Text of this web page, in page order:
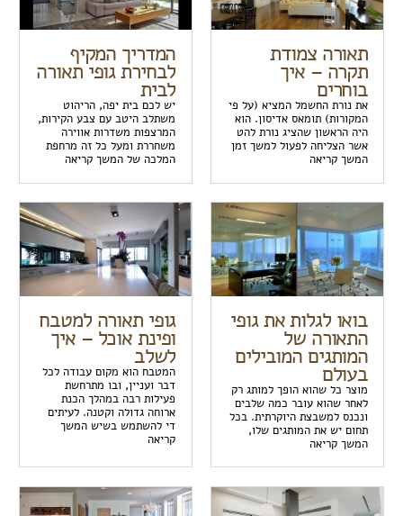
תאורה צמודת
תקרה – איך
בוחרים
את נורת החשמל המציא (על פי
המקורות) תומאס אדיסון. הוא
היה הראשון שהציג נורת להט
אשר הצליחה לפעול למשך זמן
המשך קריאה
המדריך המקיף
לבחירת גופי תאורה
לבית
יש לכם בית יפה, הריהוט
משתלב היטב עם צבע הקירות,
המרצפות משדרות אווירה
משחררת ומעל כל זה מרחפת
המלכה של המשך קריאה
בואו לגלות את גופי
התאורה של
המותגים המובילים
בעולם
מוצר כל שהוא הופך למותג רק
לאחר שהוא עובר כמה שלבים
ונכנס למשבצת היוקרתית. בכל
תחום יש את המותגים שלו,
המשך קריאה
גופי תאורה למטבח
ופינת אוכל – איך
לשלב
המטבח הוא מקום עבודה לכל
דבר ועניין, ובו מתרחשת
פעילות רבה במהלך הכנת
ארוחה גדולה וקטנה. לעיתים
די להשתמש בשיש המשך
קריאה